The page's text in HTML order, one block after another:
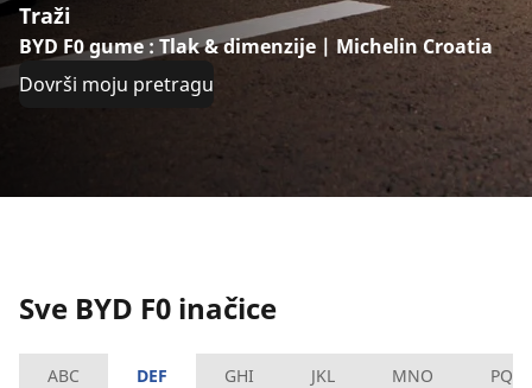
Traži
BYD F0 gume : Tlak & dimenzije | Michelin Croatia
Dovrši moju pretragu
Sve BYD F0 inačice
ABC DEF GHI JKL MNO PQRS